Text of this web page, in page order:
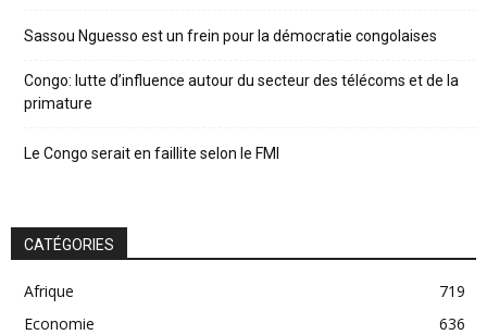
Sassou Nguesso est un frein pour la démocratie congolaises
Congo: lutte d’influence autour du secteur des télécoms et de la
primature
Le Congo serait en faillite selon le FMI
CATÉGORIES
Afrique
719
Economie
636